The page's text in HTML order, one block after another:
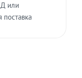
или
поставка